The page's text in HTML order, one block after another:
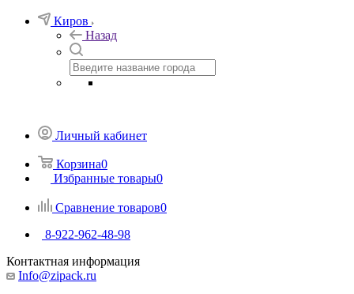
Киров
Назад
Личный кабинет
Корзина0
Избранные товары0
Сравнение товаров0
8-922-962-48-98
Контактная информация
Info@zipack.ru